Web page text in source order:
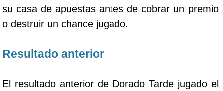
su casa de apuestas antes de cobrar un premio
o destruir un chance jugado.
Resultado anterior
El resultado anterior de Dorado Tarde jugado el